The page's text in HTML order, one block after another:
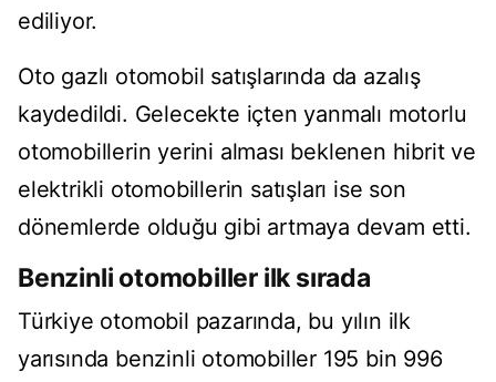
ediliyor.
Oto gazlı otomobil satışlarında da azalış
kaydedildi. Gelecekte içten yanmalı motorlu
otomobillerin yerini alması beklenen hibrit ve
elektrikli otomobillerin satışları ise son
dönemlerde olduğu gibi artmaya devam etti.
Benzinli otomobiller ilk sırada
Türkiye otomobil pazarında, bu yılın ilk
yarısında benzinli otomobiller 195 bin 996